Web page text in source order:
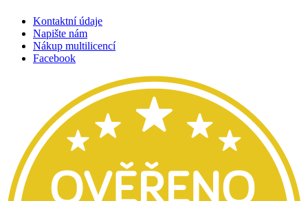
Kontaktní údaje
Napište nám
Nákup multilicencí
Facebook